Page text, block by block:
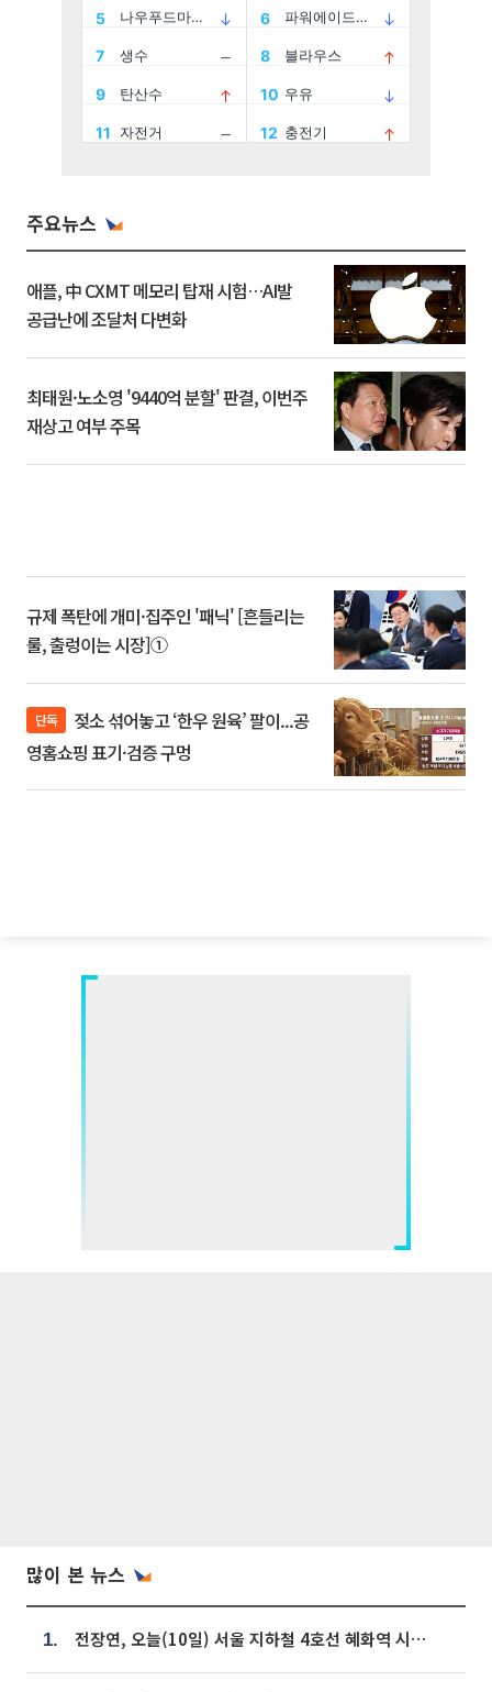
주요뉴스
애플, 中 CXMT 메모리 탑재 시험…AI발
공급난에 조달처 다변화
최태원·노소영 '9440억 분할' 판결, 이번주
재상고 여부 주목
규제 폭탄에 개미·집주인 '패닉' [흔들리는
룰, 출렁이는 시장]①
단독
영홈쇼핑 표기·검증 구멍
많이 본 뉴스
1. 전장연, 오늘(10일) 서울 지하철 4호선 혜화역 시위…1호선 용산역 무정차